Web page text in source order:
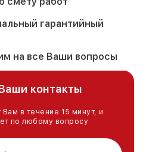
гарантийный
на все Ваши вопросы
контакты
в течение 15 минут, и
по любому вопросу